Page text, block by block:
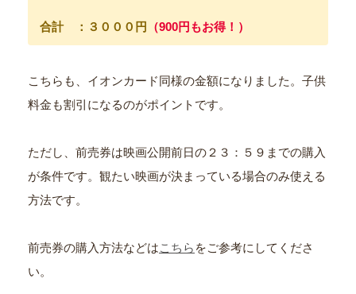
合計 ：３０００円 （900円もお得！）
こちらも、イオンカード同様の金額になりました。子供
料金も割引になるのがポイントです。
ただし、前売券は映画公開前日の２３：５９までの購入
が条件です。観たい映画が決まっている場合のみ使える
方法です。
前売券の購入方法などはこちら をご参考にしてくださ
い。